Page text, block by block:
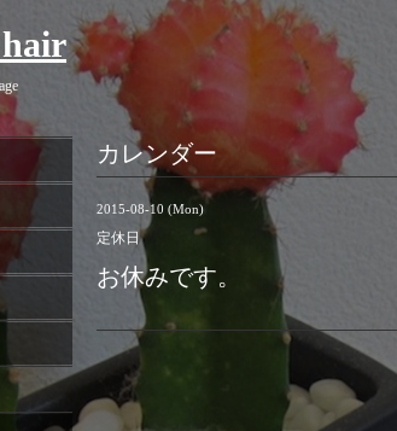
カレンダー
2015-08-10 (Mon)
定休日
お休みです。